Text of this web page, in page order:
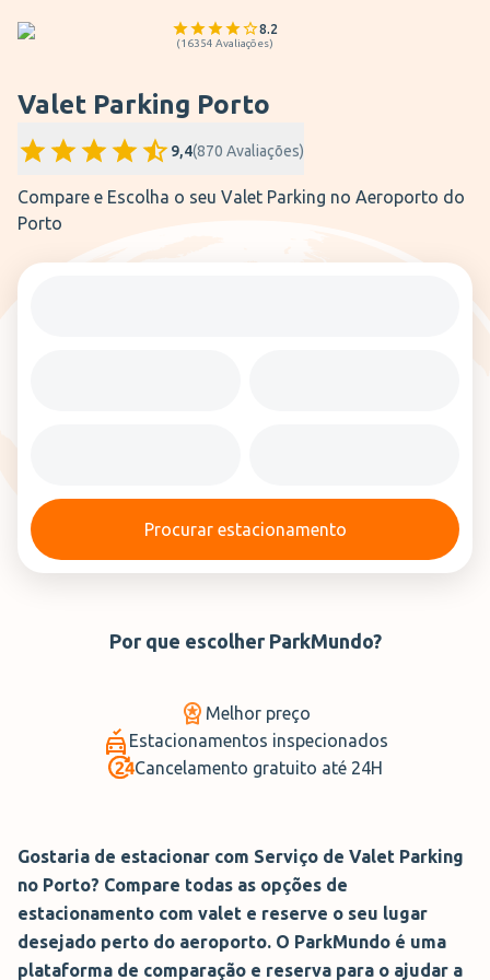
8.2
(16354 Avaliações)
Valet Parking Porto
9,4(870 Avaliações)
Compare e Escolha o seu Valet Parking no Aeroporto do
Porto
Procurar estacionamento
Por que escolher ParkMundo?
Melhor preço
Estacionamentos inspecionados
Cancelamento gratuito até 24H
Gostaria de estacionar com Serviço de Valet Parking
no Porto? Compare todas as opções de
estacionamento com valet e reserve o seu lugar
desejado perto do aeroporto. O ParkMundo é uma
plataforma de comparação e reserva para o ajudar a